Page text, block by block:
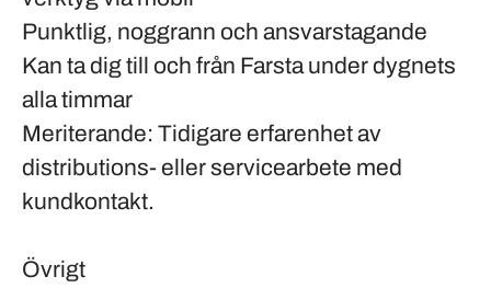
Punktlig, noggrann och ansvarstagande
Kan ta dig till och från Farsta under dygnets
alla timmar
Meriterande: Tidigare erfarenhet av
distributions- eller servicearbete med
kundkontakt.
Övrigt